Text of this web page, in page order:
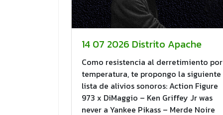
14 07 2026 Distrito Apache
Como resistencia al derretimiento por
temperatura, te propongo la siguiente
lista de alivios sonoros: Action Figure
973 x DiMaggio – Ken Griffey Jr was
never a Yankee Pikass – Merde Noire